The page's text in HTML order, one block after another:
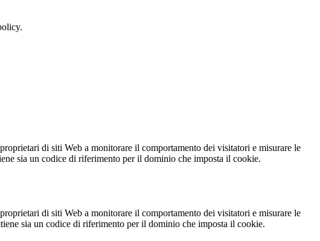
di siti Web a monitorare il comportamento dei visitatori e misurare le
sia un codice di riferimento per il dominio che imposta il cookie.
di siti Web a monitorare il comportamento dei visitatori e misurare le
sia un codice di riferimento per il dominio che imposta il cookie.